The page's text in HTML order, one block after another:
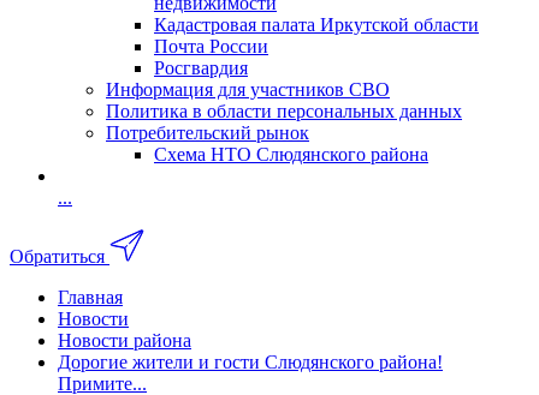
Кадастровая палата Иркутской области
Почта России
Росгвардия
Информация для участников СВО
Политика в области персональных данных
Потребительский рынок
Схема НТО Слюдянского района
...
Обратиться
Главная
Новости
Новости района
Дорогие жители и гости Слюдянского района!
Примите...